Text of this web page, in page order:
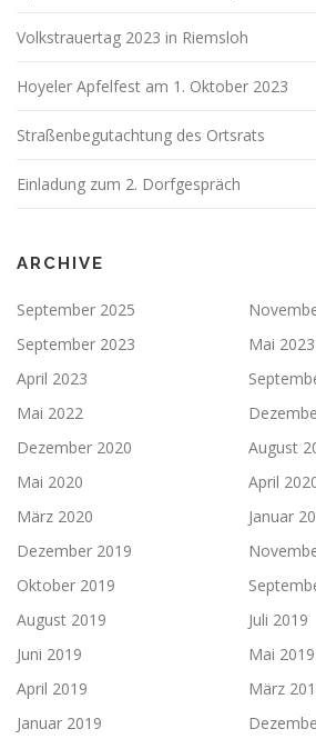
Volkstrauertag 2023 in Riemsloh
Hoyeler Apfelfest am 1. Oktober 2023
Straßenbegutachtung des Ortsrats
Einladung zum 2. Dorfgespräch
ARCHIVE
September 2025
September 2023
Mai 2023
April 2023
Mai 2022
Dezember 2020
August
Mai 2020
April
März 2020
Januar
Dezember 2019
Oktober 2019
August 2019
Juli 2019
Juni 2019
Mai 2019
April 2019
März
Januar 2019